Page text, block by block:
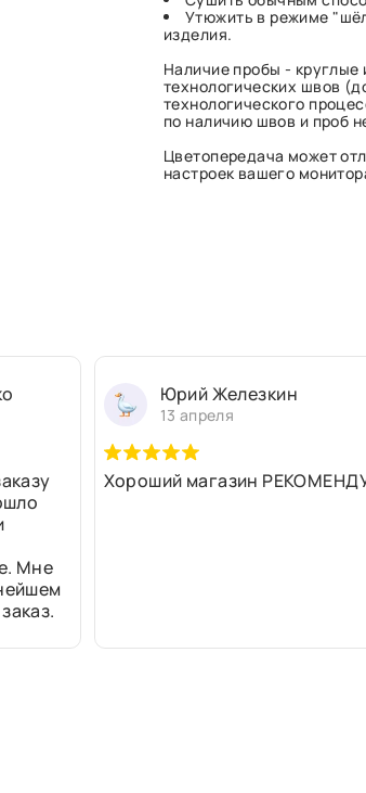
Утюжить в режиме
изделия.
Наличие пробы - круглые
технологических швов
технологического
по наличию швов и проб
Цветопередача может
настроек вашего
Мне
Юрий Железкин
13 апреля
Хороший магазин